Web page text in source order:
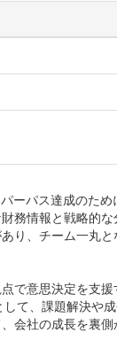
ーパス達成のため
務情報と戦略的な
り、チーム一丸と
で意思決定を支
て、課題解決や
会社の成長を裏側